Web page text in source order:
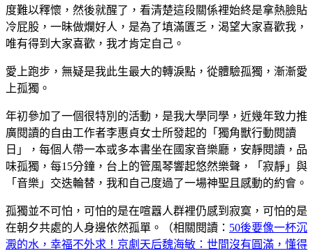
度難以釋懷，然後就醒了，看清楚這段關係裡始終是拿熱臉貼
冷屁股，一昧做爛好人，是為了填滿匱乏，渴望大家喜歡我，
唯有得到大家喜歡，我才肯定自己。
愛上跑步，無疑是我此生最大的轉淚點，從體驗孤獨，漸漸愛
上孤獨。
年初參加了一個很特別的活動，是我大學同學，近幾年致力推
廣閱讀的自由工作者李惠貞女士所發起的「獨角獸行動閱讀
日」，每個人帶一本或多本書坐在國家音樂廳，安靜閱讀，品
味孤獨，每15分鐘，台上的管風琴響起悠然樂聲，「寂靜」與
「音樂」交迭輪替，我和自己度過了一場神聖且感動的約會。
孤獨並不可怕，可怕的是在喧囂人群裡仍感到寂寞，可怕的是
在朝夕共處的人身邊依然孤單。（相關閱讀： 50後要像一杯沉
澱的水，幸福不外求！京劇天后魏海敏：世間沒有圓滿，懂得